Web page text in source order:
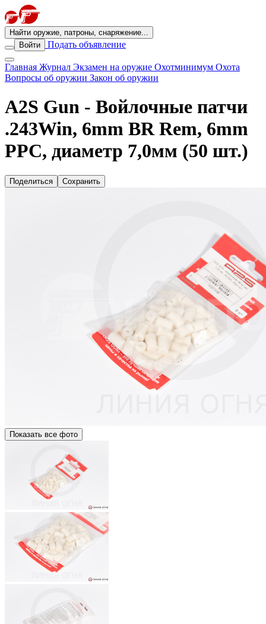
Найти оружие, патроны, снаряжение...
Войти
Подать объявление
Главная Журнал Экзамен на оружие Охотминимум Охота
Вопросы об оружии Закон об оружии
A2S Gun - Войлочные патчи
.243Win, 6mm BR Rem, 6mm
PPC, диаметр 7,0мм (50 шт.)
Поделиться Сохранить
Показать все фото